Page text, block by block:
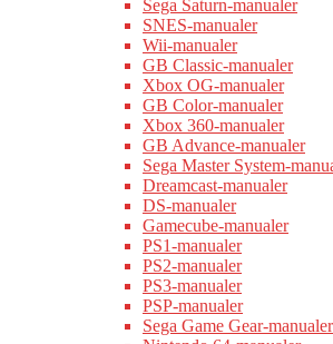
Sega Saturn-manualer
SNES-manualer
Wii-manualer
GB Classic-manualer
Xbox OG-manualer
GB Color-manualer
Xbox 360-manualer
GB Advance-manualer
Sega Master System-
Dreamcast-manualer
DS-manualer
Gamecube-manualer
PS1-manualer
PS2-manualer
PS3-manualer
PSP-manualer
Sega Game Gear-manualer